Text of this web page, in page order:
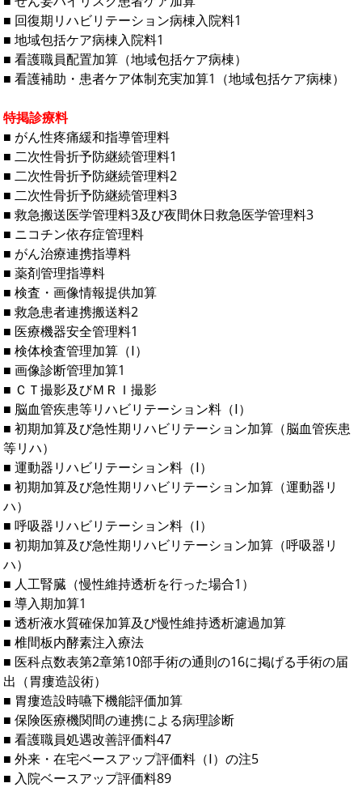
■ 回復期リハビリテーション病棟入院料1
■ 地域包括ケア病棟入院料1
■ 看護職員配置加算（地域包括ケア病棟）
■ 看護補助・患者ケア体制充実加算1（地域包括ケア病棟）
特掲診療料
■ がん性疼痛緩和指導管理料
■ 二次性骨折予防継続管理料1
■ 二次性骨折予防継続管理料2
■ 二次性骨折予防継続管理料3
■ 救急搬送医学管理料3及び夜間休日救急医学管理料3
■ ニコチン依存症管理料
■ がん治療連携指導料
■ 薬剤管理指導料
■ 検査・画像情報提供加算
■ 救急患者連携搬送料2
■ 医療機器安全管理料1
■ 検体検査管理加算（Ⅰ）
■ 画像診断管理加算1
■ ＣＴ撮影及びＭＲＩ撮影
■ 脳血管疾患等リハビリテーション料（Ⅰ）
■ 初期加算及び急性期リハビリテーション加算（脳血管疾患
等リハ）
■ 運動器リハビリテーション料（Ⅰ）
■ 初期加算及び急性期リハビリテーション加算（運動器リ
ハ）
■ 呼吸器リハビリテーション料（Ⅰ）
■ 初期加算及び急性期リハビリテーション加算（呼吸器リ
ハ）
■ 人工腎臓（慢性維持透析を行った場合1）
■ 導入期加算1
■ 透析液水質確保加算及び慢性維持透析濾過加算
■ 椎間板内酵素注入療法
■ 医科点数表第2章第10部手術の通則の16に掲げる手術の届
出（胃瘻造設術）
■ 胃瘻造設時嚥下機能評価加算
■ 保険医療機関間の連携による病理診断
■ 看護職員処遇改善評価料47
■ 外来・在宅ベースアップ評価料（Ⅰ）の注5
■ 入院ベースアップ評価料89